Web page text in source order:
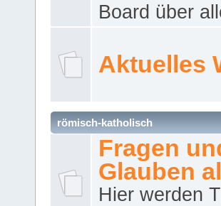
Board über
Aktuelles
römisch-katholisch
Fragen
Glauben
Hier werden